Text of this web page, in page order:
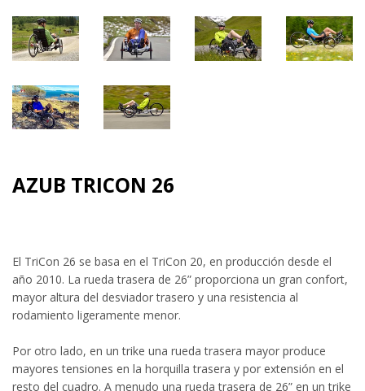
AZUB TRICON 26
El TriCon 26 se basa en el TriCon 20, en producción desde el
año 2010. La rueda trasera de 26” proporciona un gran confort,
mayor altura del desviador trasero y una resistencia al
rodamiento ligeramente menor.
Por otro lado, en un trike una rueda trasera mayor produce
mayores tensiones en la horquilla trasera y por extensión en el
resto del cuadro. A menudo una rueda trasera de 26” en un trike